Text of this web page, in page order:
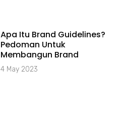
Apa Itu Brand Guidelines?
Pedoman Untuk
Membangun Brand
4 May 2023